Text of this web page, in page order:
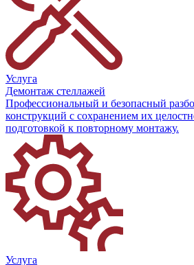
Услуга
Демонтаж стеллажей
Профессиональный и безопасный
конструкций с сохранением их
подготовкой к повторному монтажу.
Услуга